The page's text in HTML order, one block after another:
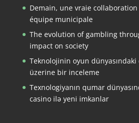
Demain, une vraie
équipe municipale
The evolution of gambling
impact on society
Teknolojinin oyun dünyasındaki
üzerine bir inceleme
Texnologiyanın qumar
casino ilə yeni imkanlar